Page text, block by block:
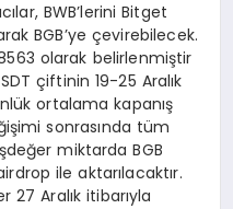
BWB’lerini Bitget
BGB’ye çevirebilecek.
olarak belirlenmiştir
çiftinin 19-25 Aralık
ortalama kapanış
sonrasında tüm
miktarda BGB
ile aktarılacaktır.
27 Aralık itibarıyla